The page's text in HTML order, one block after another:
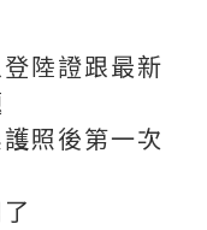
陸證跟最新
照後第一次